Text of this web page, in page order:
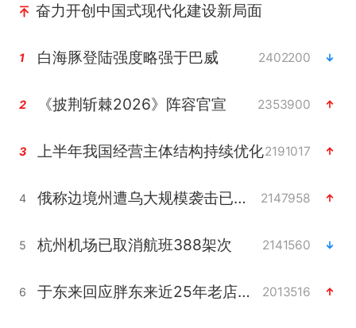
奋力开创中国式现代化建设新局面
1 白海豚登陆强度略强于巴威 2402200
2 《披荆斩棘2026》阵容官宣 2353900
3 上半年我国经营主体结构持续优化2191017
4 俄称边境州遭乌大规模袭击已致13伤 2147958
5 杭州机场已取消航班388架次 2141560
6 于东来回应胖东来近25年老店年底关闭 2013516